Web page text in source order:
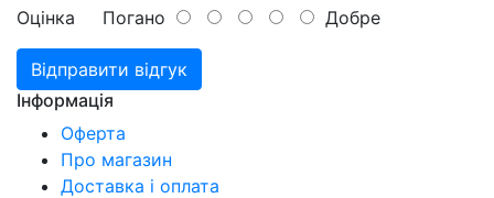
Оцінка Погано Добре
Відправити відгук
Інформація
Оферта
Про магазин
Доставка і оплата